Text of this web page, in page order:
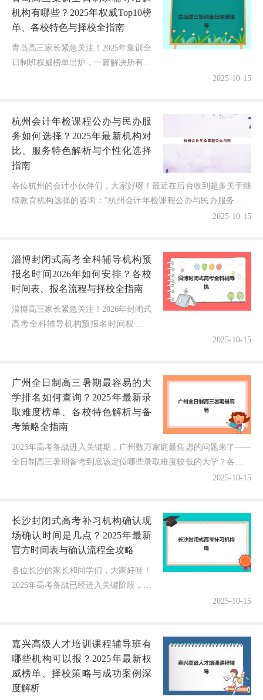
机构有哪些？2025年权威Top10榜
单、各校特色与择校全指南
青岛高三家长紧急关注！2025年集训全
日制班权威榜单出炉，一篇解决所有择
2025-10-15
杭州会计年检课程公办与民办服
务如何选择？2025年最新机构对
比、服务特色解析与个性化选择
指南
各位杭州的会计小伙伴们，大家好呀！最近在后台收到超多关于继
续教育机构选择的咨询："杭州会计年检课程公办与民办服务到底
有什么区别？2025年如何根据自身需求选到最合适的继续...2025-10-15
淄博封闭式高考全科辅导机构预
报名时间2026年如何安排？各校
时间表、报名流程与择校全指南
淄博高三家长紧急关注！2026年封闭式
高考全科辅导机构预报名时间权威发
2025-10-15
广州全日制高三暑期最容易的大
学排名如何查询？2025年最新录
取难度榜单、各校特色解析与备
考策略全指南
2025年高考备战进入关键期，广州数万家庭最焦虑的问题来了——
全日制高三暑期备考到底该定位哪些录取难度较低的大学？各校的
招生政策和录取分数线有何差异？会不会因信息不对称错...2025-10-15
长沙封闭式高考补习机构确认现
场确认时间是几点？2025年最新
官方时间表与确认流程全攻略
各位长沙的家长和同学们，大家好呀！
2025年高考备战已经进入关键阶段，最
2025-10-15
嘉兴高级人才培训课程辅导班有
哪些机构可以报？2025年最新权
威榜单、择校策略与成功案例深
度解析